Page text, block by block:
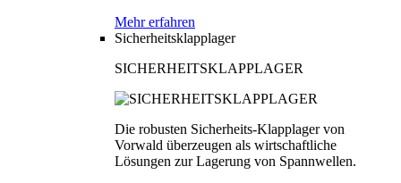
Mehr erfahren
Sicherheitsklapplager
SICHERHEITSKLAPPLAGER
Die robusten Sicherheits-Klapplager von
Vorwald überzeugen als wirtschaftliche
Lösungen zur Lagerung von Spannwellen.